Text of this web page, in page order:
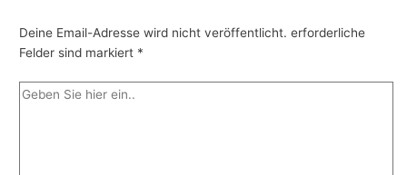
Deine Email-Adresse wird nicht veröffentlicht. erforderliche
Felder sind markiert *